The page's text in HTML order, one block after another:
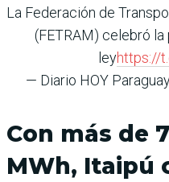
La Federación de
(FETRAM) celebró
leyhttps://
— Diario HOY
Con más de
MWh, Itaipú